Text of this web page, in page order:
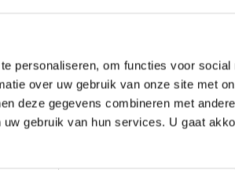
personaliseren, om functies voor social
over uw gebruik van onze site met
deze gegevens combineren met
gebruik van hun services. U gaat
In